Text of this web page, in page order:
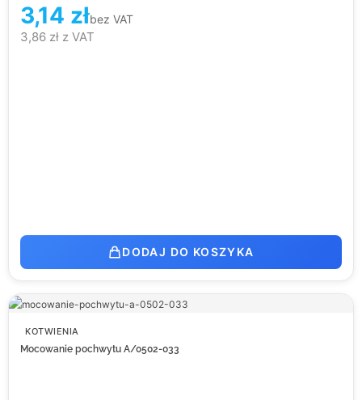
3,14 złbez VAT
3,86 zł z VAT
DODAJ DO KOSZYKA
KOTWIENIA
Mocowanie pochwytu A/0502-033